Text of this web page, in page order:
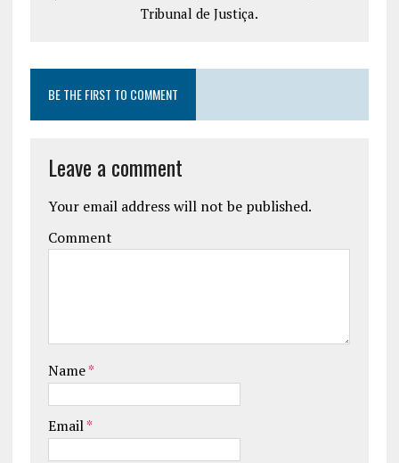
Tribunal de Justiça.
BE THE FIRST TO COMMENT
Leave a comment
Your email address will not be published.
Comment
Name*
Email*